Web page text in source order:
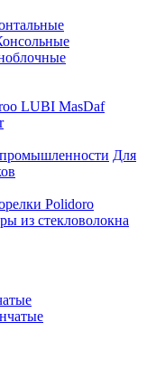
LUBI MasDaf
Для
Polidoro
из стекловолокна